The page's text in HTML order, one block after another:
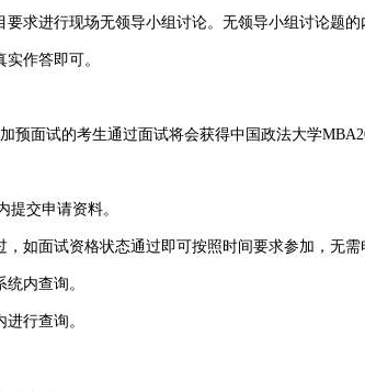
求进行现场无领导小组讨论。无领导小组讨论题
实作答即可。
预面试的考生通过面试将会获得中国政法大学
提交申请资料。
如面试资格状态通过即可按照时间要求参加，无需
统内查询。
进行查询。